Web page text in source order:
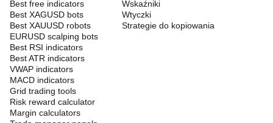
Best free indicators
Best XAGUSD bots
Best XAUUSD robots
EURUSD scalping bots
Best RSI indicators
Best ATR indicators
VWAP indicators
MACD indicators
Grid trading tools
Risk reward calculator
Margin calculators
Wskaźniki
Wtyczki
Strategie do kopiowania